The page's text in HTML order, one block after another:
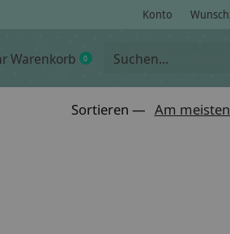
Konto
Warenkorb 0items
Sortieren — Am